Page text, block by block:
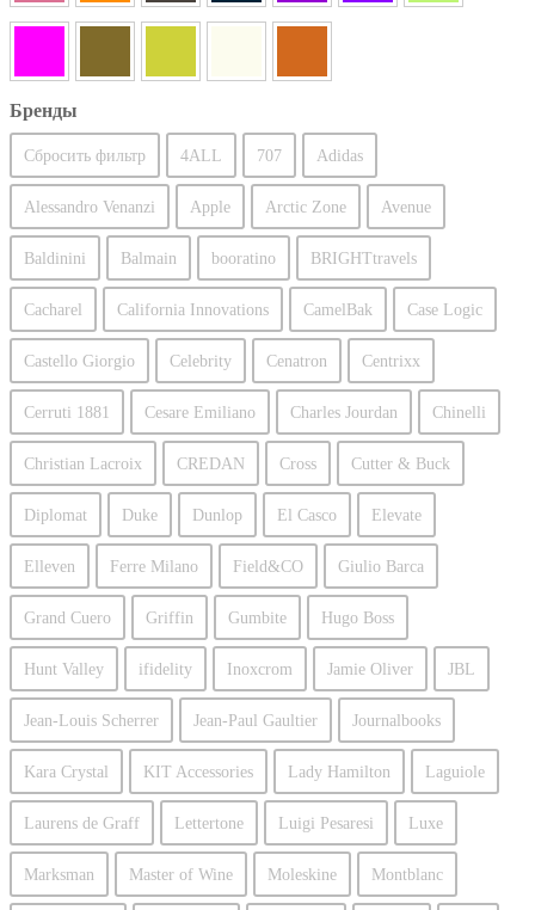
Бренды
Сбросить фильтр 4ALL 707 Adidas
Alessandro Venanzi Apple Arctic Zone Avenue
Baldinini Balmain booratino BRIGHTtravels
Cacharel California Innovations CamelBak Case Logic
Castello Giorgio Celebrity Cenatron Centrixx
Cerruti 1881 Cesare Emiliano Charles Jourdan Chinelli
Christian Lacroix CREDAN Cross Cutter & Buck
Diplomat Duke Dunlop El Casco Elevate
Elleven Ferre Milano Field&CO Giulio Barсa
Grand Cuero Griffin Gumbite Hugo Boss
Hunt Valley ifidelity Inoxcrom Jamie Oliver JBL
Jean-Louis Scherrer Jean-Paul Gaultier Journalbooks
Kara Crystal KIT Accessories Lady Hamilton Laguiole
Laurens de Graff Lettertone Luigi Pesaresi Luxe
Marksman Master of Wine Moleskine Montblanc